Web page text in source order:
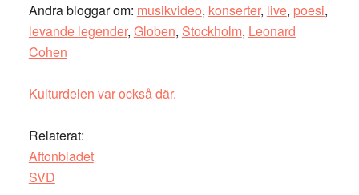
Andra bloggar om: musikvideo, konserter, live, poesi,
levande legender, Globen, Stockholm, Leonard
Cohen
Kulturdelen var också där.
Relaterat:
Aftonbladet
SVD